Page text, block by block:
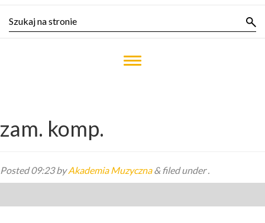
zam. komp.
Posted09:23byAkademia Muzyczna &filed under .